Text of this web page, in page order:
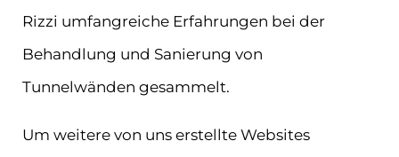
Rizzi umfangreiche Erfahrungen bei der
Behandlung und Sanierung von
Tunnelwänden gesammelt.
Um weitere von uns erstellte Websites